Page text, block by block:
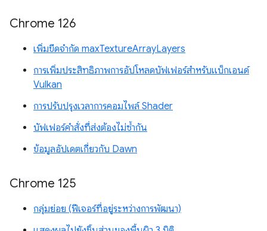
Chrome 126
เพิ่มขีดจำกัด maxTextureArrayLayers
การเพิ่มประสิทธิภาพการอัปโหลดบัฟเฟอร์สำหรับแบ็กเอนด์
Vulkan
การปรับปรุงเวลาการคอมไพล์ Shader
บัฟเฟอร์คำสั่งที่ส่งต้องไม่ซ้ำกัน
ข้อมูลอัปเดตเกี่ยวกับ Dawn
Chrome 125
กลุ่มย่อย (ฟีเจอร์ที่อยู่ระหว่างการพัฒนา)